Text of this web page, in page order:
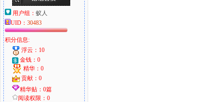
爱
用户组： 蚁人
UID： 30483
积分信息:
浮云：10
金钱：0
精华：0
贡献：0
精华贴：0篇
阅读权限：0